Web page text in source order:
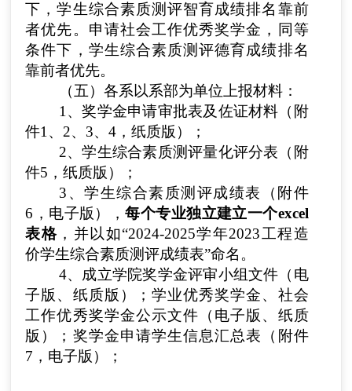
下，学生综合素质测评智育成绩排名靠前
者优先。申请社会工作优秀奖学金，同等
条件下，学生综合素质测评德育成绩排名
靠前者优先。
（五）各系以系部为单位上报材料：
1、奖学金申请审批表及佐证材料（附
件1、2、3、4，纸质版）；
2、学生综合素质测评量化评分表（附
件5，纸质版）；
3、学生综合素质测评成绩表（附件
6，电子版），每个专业独立建立一个excel
表格 ，并以如“2024-2025学年2023工程造
价学生综合素质测评成绩表”命名。
4、成立学院奖学金评审小组文件（电
子版、纸质版）；学业优秀奖学金、社会
工作优秀奖学金公示文件（电子版、纸质
版）；奖学金申请学生信息汇总表（附件
7，电子版）；